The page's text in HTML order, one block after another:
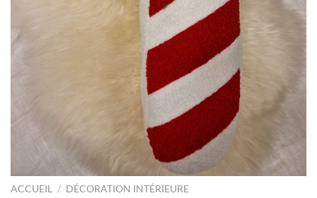
ACCUEIL / DÉCORATION INTÉRIEURE